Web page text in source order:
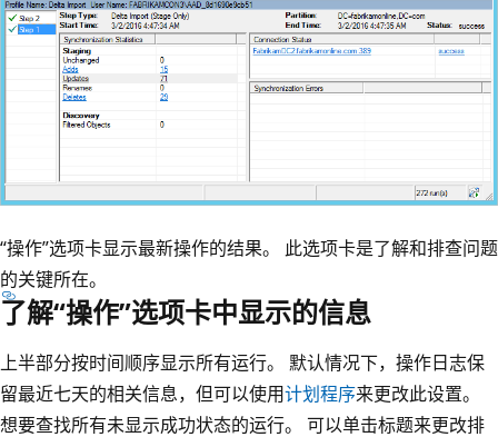
“操作”选项卡显示最新操作的结果。 此选项卡是了解和排查问题
的关键所在。
了解“操作”选项卡中显示的信息
上半部分按时间顺序显示所有运行。 默认情况下，操作日志保
留最近七天的相关信息，但可以使用计划程序来更改此设置。
想要查找所有未显示成功状态的运行。 可以单击标题来更改排